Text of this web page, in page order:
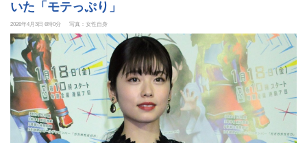
いた「モテっぷり」
2026年4月3日 6時0分 写真：女性自身